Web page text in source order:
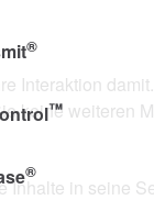
®
™
®
Interaktion
keine weiteren
in seine